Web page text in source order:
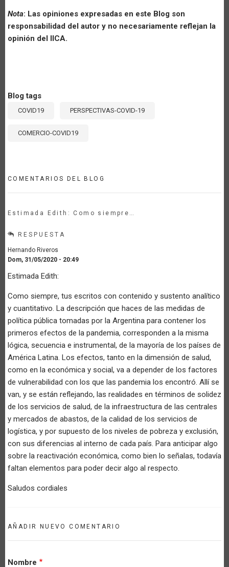
Nota: Las opiniones expresadas en este Blog son
responsabilidad del autor y no necesariamente reflejan la
opinión del IICA.
Blog tags
COVID19 PERSPECTIVAS-COVID-19
COMERCIO-COVID19
COMENTARIOS DEL BLOG
Estimada Edith: Como siempre…
RESPUESTA
Hernando Riveros
Dom, 31/05/2020 - 20:49
Estimada Edith:
Como siempre, tus escritos con contenido y sustento analítico
y cuantitativo. La descripción que haces de las medidas de
política pública tomadas por la Argentina para contener los
primeros efectos de la pandemia, corresponden a la misma
lógica, secuencia e instrumental, de la mayoría de los países de
América Latina. Los efectos, tanto en la dimensión de salud,
como en la económica y social, va a depender de los factores
de vulnerabilidad con los que las pandemia los encontró. Allí se
van, y se están reflejando, las realidades en términos de solidez
de los servicios de salud, de la infraestructura de las centrales
y mercados de abastos, de la calidad de los servicios de
logística, y por supuesto de los niveles de pobreza y exclusión,
con sus diferencias al interno de cada país. Para anticipar algo
sobre la reactivación económica, como bien lo señalas, todavía
faltan elementos para poder decir algo al respecto.
Saludos cordiales
AÑADIR NUEVO COMENTARIO
Nombre